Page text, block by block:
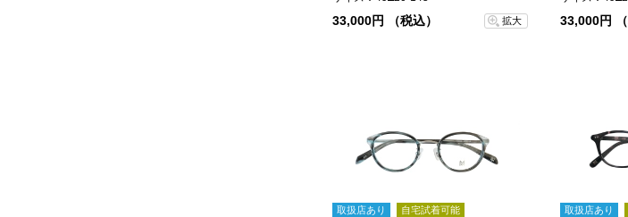
33,000円 （税込） 拡大 33,000円 （
取扱店あり
自宅試着可能
取扱店あり